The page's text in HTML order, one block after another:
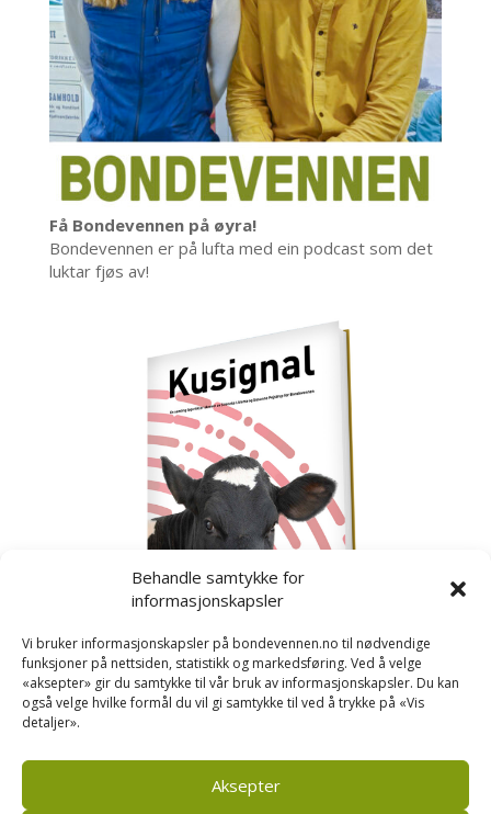
Behandle samtykke for
informasjonskapsler
Vi bruker informasjonskapsler på bondevennen.no til nødvendige
funksjoner på nettsiden, statistikk og markedsføring. Ved å velge
«aksepter» gir du samtykke til vår bruk av informasjonskapsler. Du kan
også velge hvilke formål du vil gi samtykke til ved å trykke på «Vis
detaljer».
Aksepter
Få Bondevennen på øyra!
Bondevennen er på lufta med ein podcast som det
luktar fjøs av!
Kusignal